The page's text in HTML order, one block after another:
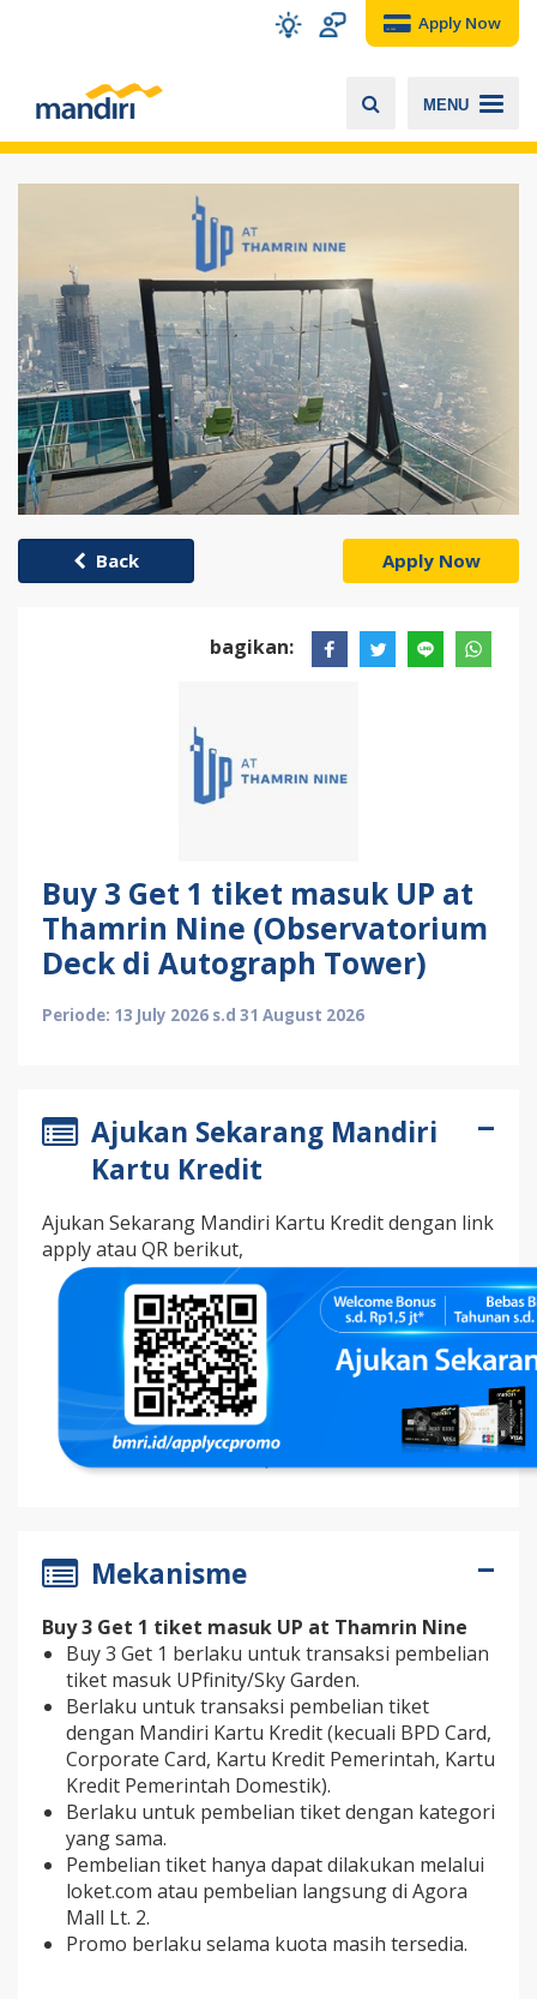
Apply Now
MENU
Back Apply Now
bagikan:
Buy 3 Get 1 tiket masuk UP at
Thamrin Nine (Observatorium
Deck di Autograph Tower)
Periode: 13 July 2026 s.d 31 August 2026
Ajukan Sekarang Mandiri
Kartu Kredit
Ajukan Sekarang Mandiri Kartu Kredit dengan link
apply atau QR berikut,
Mekanisme
Buy 3 Get 1 tiket masuk UP at Thamrin Nine
Buy 3 Get 1 berlaku untuk transaksi pembelian
tiket masuk UPfinity/Sky Garden.
Berlaku untuk transaksi pembelian tiket
dengan Mandiri Kartu Kredit (kecuali BPD Card,
Corporate Card, Kartu Kredit Pemerintah, Kartu
Kredit Pemerintah Domestik).
Berlaku untuk pembelian tiket dengan kategori
yang sama.
Pembelian tiket hanya dapat dilakukan melalui
loket.com atau pembelian langsung di Agora
Mall Lt. 2.
Promo berlaku selama kuota masih tersedia.